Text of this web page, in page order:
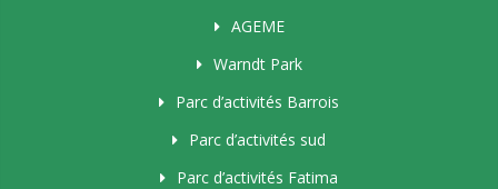
AGEME
Warndt Park
Parc d’activités Barrois
Parc d’activités sud
Parc d’activités Fatima